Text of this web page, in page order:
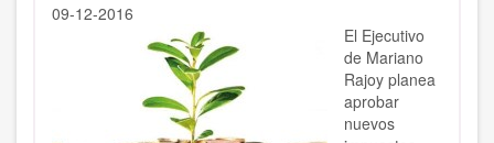
09-12-2016
El Ejecutivo
de Mariano
Rajoy planea
aprobar
nuevos